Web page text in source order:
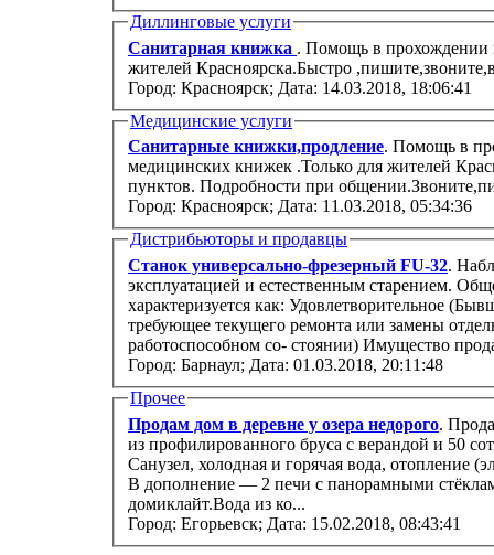
Диллинговые услуги
Санитарная книжка . Помощь в прохождении
жителей Красноярска.Быстро
Город: Красноярск; Дата: 14.03.2018, 18:06:41
Медицинские услуги
Санитарные книжки,продление. Помощь в
медицинских книжек .Только для жителей
пунктов. Подробности при
Город: Красноярск; Дата: 11.03.2018, 05:34:36
Дистрибьюторы и продавцы
Станок универсально-фрезерный FU-32.
эксплуатацией и естественным старением.
характеризуется как: Удовлетворительное
требующее текущего ремонта или замены
работоспособном со- стоянии)
Город: Барнаул; Дата: 01.03.2018, 20:11:48
Прочее
Продам дом в деревне у озера недорого.
из профилированного бруса с верандой и 50 соток ижс. Полный комфорт квартиры.
Санузел, холодная и горячая вода, отопление (электрические радиаторы), русская баня.
В дополнение — 2 печи с панорамными
домиклайт.Вода из ко...
Город: Егорьевск; Дата: 15.02.2018, 08:43:41